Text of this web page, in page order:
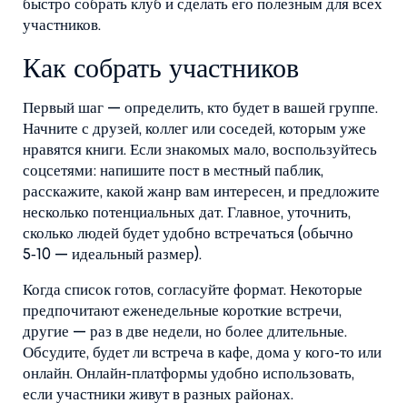
быстро собрать клуб и сделать его полезным для всех
участников.
Как собрать участников
Первый шаг — определить, кто будет в вашей группе.
Начните с друзей, коллег или соседей, которым уже
нравятся книги. Если знакомых мало, воспользуйтесь
соцсетями: напишите пост в местный паблик,
расскажите, какой жанр вам интересен, и предложите
несколько потенциальных дат. Главное, уточнить,
сколько людей будет удобно встречаться (обычно
5‑10 — идеальный размер).
Когда список готов, согласуйте формат. Некоторые
предпочитают еженедельные короткие встречи,
другие — раз в две недели, но более длительные.
Обсудите, будет ли встреча в кафе, дома у кого‑то или
онлайн. Онлайн‑платформы удобно использовать,
если участники живут в разных районах.